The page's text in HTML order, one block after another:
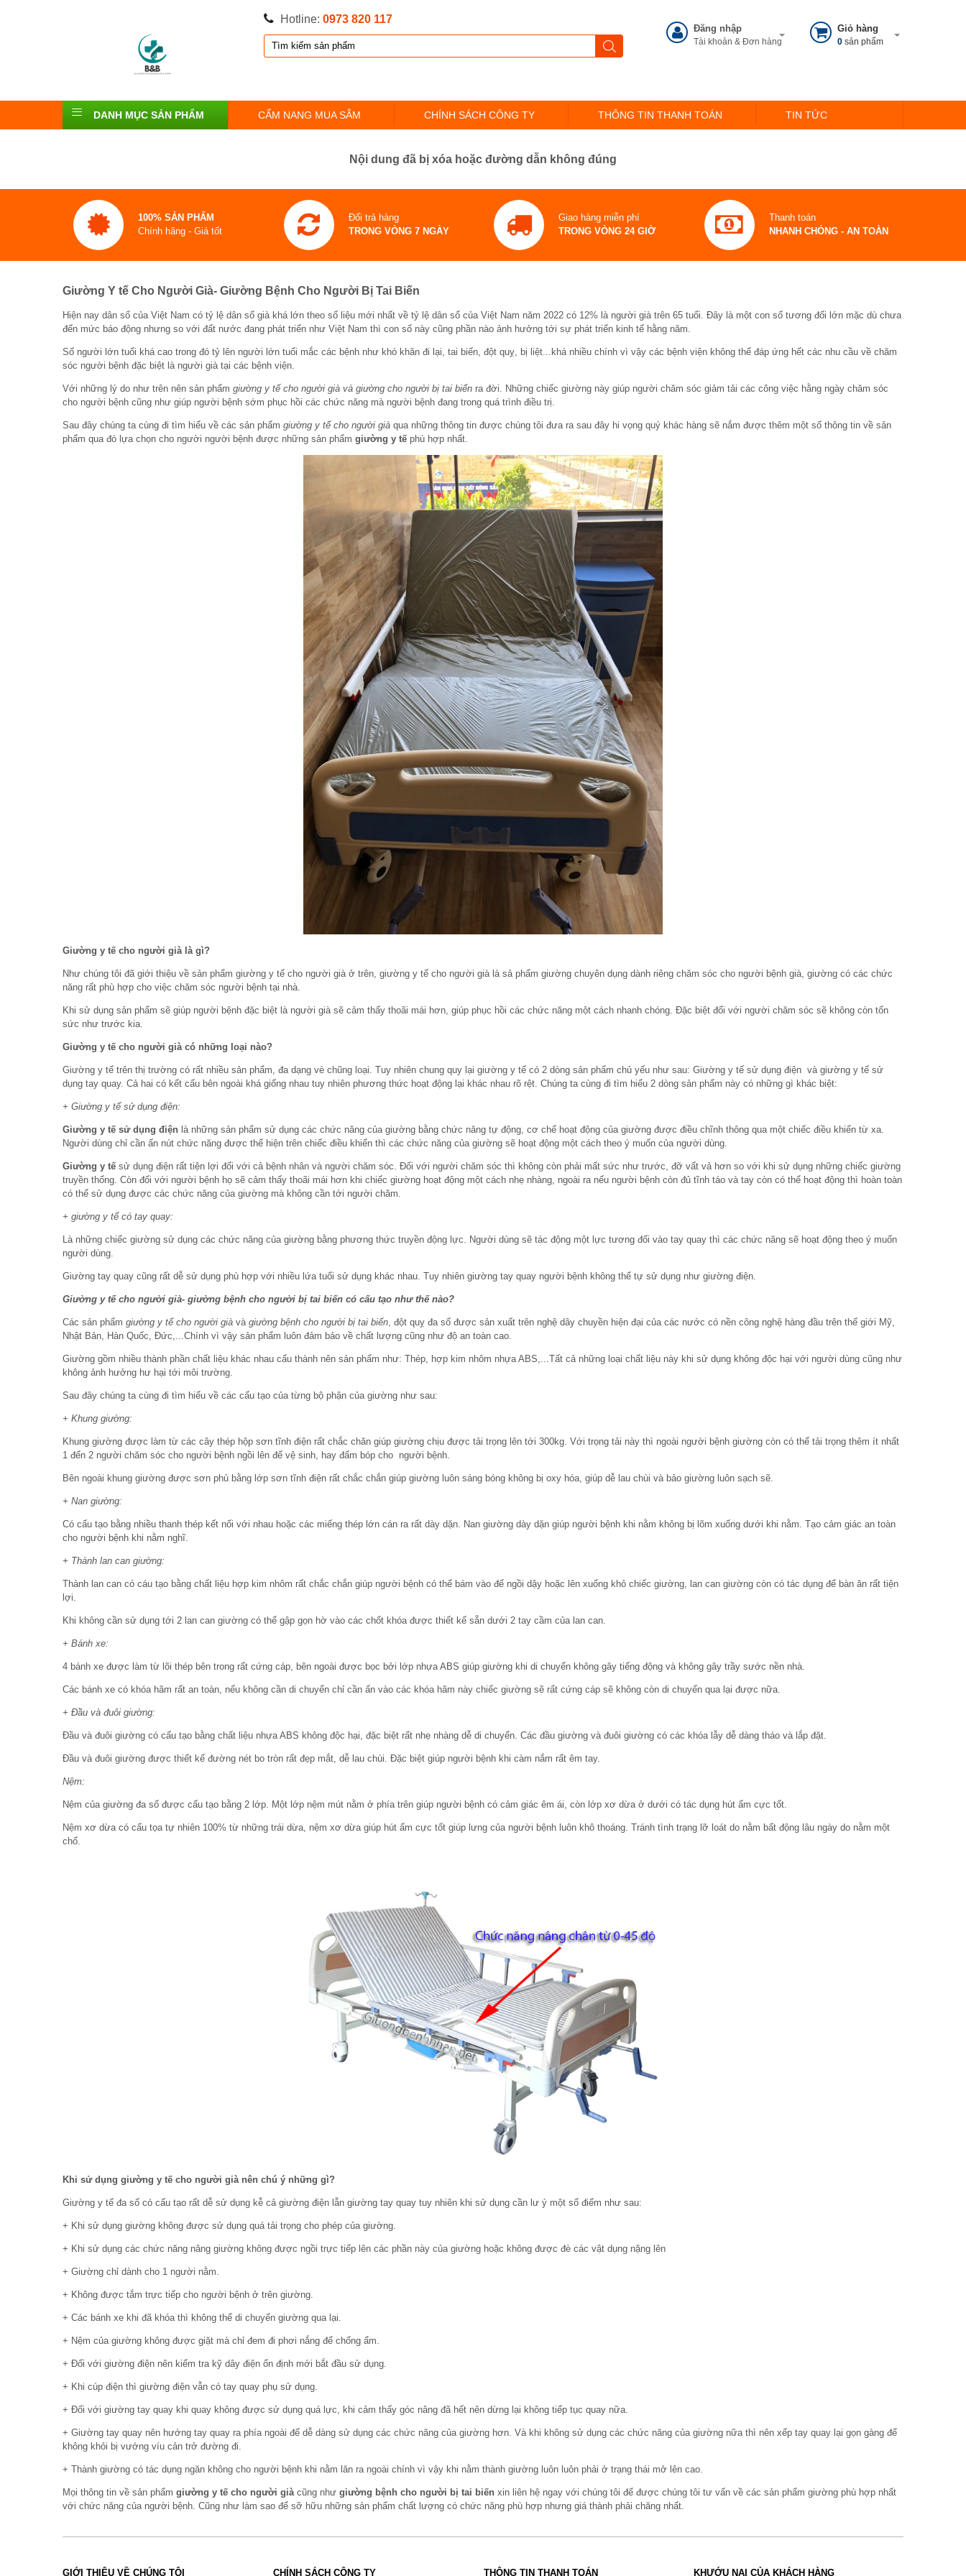
Hotline: 0973 820 117
Giỏ hàng
0 sản phẩm
Đăng nhập
Tài khoản & Đơn hàng
DANH MỤC SẢN PHẨM CẨM NANG MUA SẮM CHÍNH SÁCH CÔNG TY THÔNG TIN THANH TOÁN TIN TỨC
Nội dung đã bị xóa hoặc đường dẫn không đúng
100% SẢN PHẨM
Chính hãng - Giá tốt
Đổi trả hàng
TRONG VÒNG 7 NGÀY
Giao hàng miễn phí
TRONG VÒNG 24 GIỜ
Thanh toán
NHANH CHÓNG - AN TOÀN
Giường Y tế Cho Người Già- Giường Bệnh Cho Người Bị Tai Biến
Hiện nay dân số của Việt Nam có tỷ lệ dân số già khá lớn theo số liệu mới nhất về tỷ lệ dân số của Việt Nam năm 2022 có 12% là người già trên 65 tuổi. Đây là một con số tương đối lớn mặc dù chưa
đến mức báo động nhưng so với đất nước đang phát triển như Việt Nam thì con số này cũng phần nào ảnh hưởng tới sự phát triển kinh tế hằng năm.
Số người lớn tuổi khá cao trong đó tỷ lên người lớn tuổi mắc các bệnh như khó khăn đi lại, tai biến, đột quỵ, bị liệt...khá nhiều chính vì vậy các bệnh viện không thể đáp ứng hết các nhu cầu về chăm
sóc người bệnh đặc biệt là người già tại các bệnh viện.
Với những lý do như trên nên sản phẩm giường y tế cho người già và giường cho người bị tai biến ra đời. Những chiếc giường này giúp người chăm sóc giảm tải các công việc hằng ngày chăm sóc
cho người bệnh cũng như giúp người bệnh sớm phục hồi các chức năng mà người bệnh đang trong quá trình điều trị.
Sau đây chúng ta cùng đi tìm hiểu về các sản phẩm giường y tế cho người già qua những thông tin được chúng tôi đưa ra sau đây hi vọng quý khác hàng sẽ nắm được thêm một số thông tin về sản
phẩm qua đó lựa chọn cho người người bệnh được những sản phẩm giường y tế phù hợp nhất.
Giường y tế cho người già là gì?
Như chúng tôi đã giới thiệu về sản phẩm giường y tế cho người già ở trên, giường y tế cho người già là sả phẩm giường chuyên dụng dành riêng chăm sóc cho người bệnh già, giường có các chức
năng rất phù hợp cho việc chăm sóc người bệnh tại nhà.
Khi sử dụng sản phẩm sẽ giúp người bệnh đặc biệt là người già sẽ cảm thấy thoãi mái hơn, giúp phục hồi các chức năng một cách nhanh chóng. Đặc biệt đối với người chăm sóc sẽ không còn tốn
sức như trước kia.
Giường y tế cho người già có những loại nào?
Giường y tế trên thị trường có rất nhiều sản phẩm, đa dạng vè chũng loại. Tuy nhiên chung quy lại giường y tế có 2 dòng sản phẩm chủ yếu như sau: Giường y tế sử dụng điện và giường y tế sử
dụng tay quay. Cả hai có kết cấu bên ngoài khá giống nhau tuy nhiên phương thức hoạt động lại khác nhau rõ rệt. Chúng ta cùng đi tìm hiểu 2 dòng sản phẩm này có những gì khác biệt:
+ Giường y tế sử dụng điện:
Giường y tế sử dụng điện là những sản phẩm sử dụng các chức năng của giường bằng chức năng tự động, cơ chế hoạt động của giường được điều chĩnh thông qua một chiếc điều khiển từ xa.
Người dùng chỉ cần ấn nút chức năng được thể hiện trên chiếc điều khiển thì các chức năng của giường sẽ hoạt động một cách theo ý muốn của người dùng.
Giường y tế sử dụng điện rất tiện lợi đối với cả bệnh nhân và người chăm sóc. Đối với người chăm sóc thì không còn phải mất sức như trước, đỡ vất vả hơn so với khi sử dụng những chiếc giường
truyền thống. Còn đối với người bệnh họ sẽ cảm thấy thoãi mái hơn khi chiếc giường hoạt động một cách nhẹ nhàng, ngoài ra nếu người bệnh còn đủ tĩnh táo và tay còn có thể hoạt động thì hoàn toàn
có thể sử dụng được các chức năng của giường mà không cần tới người chăm.
+ giường y tế có tay quay:
Là những chiếc giường sử dụng các chức năng của giường bằng phương thức truyền động lực. Người dùng sẽ tác động một lực tương đối vào tay quay thì các chức năng sẽ hoạt động theo ý muốn
người dùng.
Giường tay quay cũng rất dễ sử dụng phù hợp với nhiều lứa tuổi sử dụng khác nhau. Tuy nhiên giường tay quay người bệnh không thể tự sử dụng như giường điện.
Giường y tế cho người già- giường bệnh cho người bị tai biến có cấu tạo như thế nào?
Các sản phẩm giường y tế cho người già và giường bệnh cho người bị tai biến , đột quỵ đa số được sản xuất trên nghệ dây chuyền hiện đại của các nước có nền công nghệ hàng đầu trên thế giới Mỹ,
Nhật Bản, Hàn Quốc, Đức,...Chính vì vậy sản phẩm luôn đảm bảo về chất lượng cũng như độ an toàn cao.
Giường gồm nhiều thành phần chất liệu khác nhau cấu thành nên sản phẩm như: Thép, hợp kim nhôm nhựa ABS,...Tất cả những loại chất liệu này khi sử dụng không độc hại với người dùng cũng như
không ảnh hưởng hư hại tới môi trường.
Sau đây chúng ta cùng đi tìm hiểu về các cấu tạo của từng bộ phận của giường như sau:
+ Khung giường:
Khung giường được làm từ các cây thép hộp sơn tĩnh điện rất chắc chăn giúp giường chịu được tải trọng lên tới 300kg. Với trọng tải này thì ngoài người bệnh giường còn có thể tải trọng thêm ít nhất
1 đến 2 người chăm sóc cho người bệnh ngồi lên để vệ sinh, hay đấm bóp cho người bệnh.
Bên ngoài khung giường được sơn phủ bằng lớp sơn tĩnh điện rất chắc chắn giúp giường luôn sáng bóng không bị oxy hóa, giúp dễ lau chùi và bảo giường luôn sạch sẽ.
+ Nan giường:
Có cấu tạo bằng nhiều thanh thép kết nối với nhau hoặc các miếng thép lớn cán ra rất dày dặn. Nan giường dày dặn giúp người bệnh khi nằm không bị lõm xuống dưới khi nằm. Tạo cảm giác an toàn
cho người bệnh khi nằm nghĩ.
+ Thành lan can giường:
Thành lan can có cáu tạo bằng chất liệu hợp kim nhôm rất chắc chắn giúp người bệnh có thể bám vào để ngồi dậy hoặc lên xuống khỏ chiếc giường, lan can giường còn có tác dụng để bàn ăn rất tiện
lợi.
Khi không cần sử dụng tới 2 lan can giường có thể gập gọn hờ vào các chốt khóa được thiết kế sẵn dưới 2 tay cầm của lan can.
+ Bánh xe:
4 bánh xe được làm từ lõi thép bên trong rất cứng cáp, bên ngoài được bọc bởi lớp nhựa ABS giúp giường khi di chuyển không gây tiếng động và không gây trầy sước nền nhà.
Các bánh xe có khóa hãm rất an toàn, nếu không cần di chuyển chỉ cần ấn vào các khóa hãm này chiếc giường sẽ rất cứng cáp sẽ không còn di chuyển qua lại được nữa.
+ Đầu và đuôi giường:
Đầu và đuôi giường có cấu tạo bằng chất liệu nhựa ABS không độc hại, đặc biệt rất nhẹ nhàng dễ di chuyển. Các đầu giường và đuôi giường có các khóa lẫy dễ dàng tháo và lắp đặt.
Đầu và đuôi giường được thiết kế đường nét bo tròn rất đẹp mắt, dễ lau chùi. Đặc biệt giúp người bệnh khi càm nắm rất êm tay.
Nệm:
Nệm của giường đa số được cấu tạo bằng 2 lớp. Một lớp nệm mút nằm ở phía trên giúp người bệnh có cảm giác êm ái, còn lớp xơ dừa ở dưới có tác dụng hút ẩm cực tốt.
Nệm xơ dừa có cấu tọa tự nhiên 100% từ những trái dừa, nệm xơ dừa giúp hút ẩm cực tốt giúp lưng của người bệnh luôn khô thoáng. Tránh tình trạng lỡ loát do nằm bất động lâu ngày do nằm một
chổ.
Khi sử dụng giường y tế cho người già nên chú ý những gì?
Giường y tế đa số có cấu tạo rất dễ sử dụng kễ cả giường điện lẫn giường tay quay tuy nhiên khi sử dụng cần lư ý một số điểm như sau:
+ Khi sử dụng giường không được sử dụng quá tải trọng cho phép của giường.
+ Khi sử dụng các chức năng nâng giường không được ngồi trực tiếp lên các phần này của giường hoặc không được đè các vật dụng nặng lên
+ Giường chỉ dành cho 1 người nằm.
+ Không được tắm trực tiếp cho người bệnh ở trên giường.
+ Các bánh xe khi đã khóa thì không thể di chuyển giường qua lại.
+ Nệm của giường không được giặt mà chỉ đem đi phơi nắng để chống ẩm.
+ Đối với giường điện nên kiểm tra kỹ dây điện ổn định mới bắt đầu sử dụng.
+ Khi cúp điện thì giường điện vẫn có tay quay phụ sử dụng.
+ Đối với giường tay quay khi quay không được sử dụng quá lực, khi cảm thấy góc nâng đã hết nên dừng lại không tiếp tục quay nữa.
+ Giường tay quay nên hướng tay quay ra phía ngoài để dễ dàng sử dụng các chức năng của giường hơn. Và khi không sử dụng các chức năng của giường nữa thì nên xếp tay quay lại gọn gàng để
không khỏi bị vướng víu cản trở đường đi.
+ Thành giường có tác dụng ngăn không cho người bệnh khi nằm lăn ra ngoài chính vì vậy khi nằm thành giường luôn luôn phải ở trạng thái mở lên cao.
Mọi thông tin về sản phẩm giường y tế cho người già cũng như giường bệnh cho người bị tai biến xin liên hệ ngay với chúng tôi để được chúng tôi tư vấn về các sản phẩm giường phù hợp nhất
với chức năng của người bệnh. Cũng như làm sao để sỡ hữu những sản phẩm chất lượng có chức năng phù hợp nhưng giá thành phải chăng nhất.
GIỚI THIỆU VỀ CHÚNG TÔI CHÍNH SÁCH CÔNG TY THÔNG TIN THANH TOÁN KHƯỚU NẠI CỦA KHÁCH HÀNG